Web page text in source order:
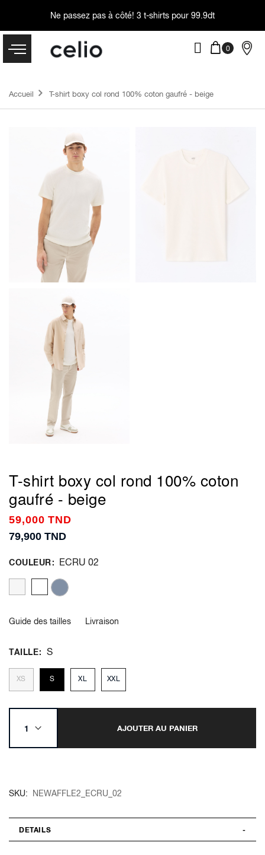
Ne passez pas à côté! 3 t-shirts pour 99.9dt
Accueil T-shirt boxy col rond 100% coton gaufré - beige
T-shirt boxy col rond 100% coton
gaufré - beige
59,000 TND
79,900 TND
COULEUR ECRU 02
Guide des tailles Livraison
TAILLE S
XS S XL XXL
AJOUTER AU PANIER
SKU NEWAFFLE2_ECRU_02
DETAILS